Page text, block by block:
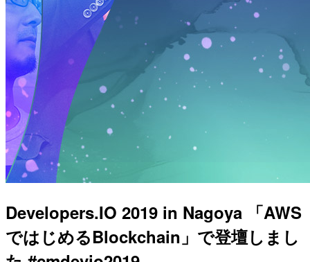
Developers.IO 2019 in Nagoya 「AWS
ではじめるBlockchain」で登壇しまし